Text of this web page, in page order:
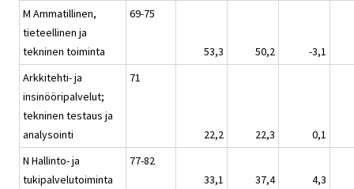
M Ammatillinen,
tieteellinen ja
tekninen toiminta
69-75
53,3 50,2
-3,1
Arkkitehti- ja
insinööripalvelut;
tekninen testaus ja
analysointi
71
22,2 22,3
0,1
N Hallinto- ja
tukipalvelutoiminta
77-82
33,1
37,4 4,3